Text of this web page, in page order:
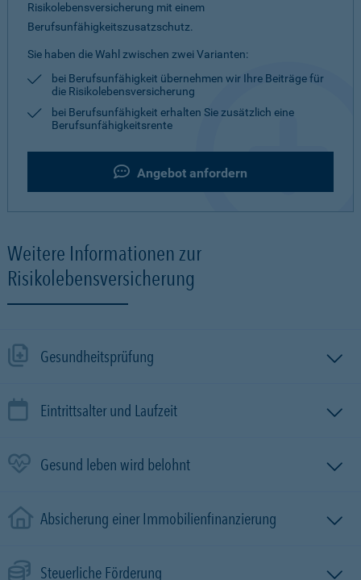
Risikolebensversicherung mit einem
Berufsunfähigkeitszusatzschutz.
Sie haben die Wahl zwischen zwei Varianten:
bei Berufsunfähigkeit übernehmen wir Ihre Beiträge für
die Risikolebensversicherung
bei Berufsunfähigkeit erhalten Sie zusätzlich eine
Berufsunfähigkeitsrente
Angebot anfordern
Weitere Informationen zur
Risikolebensversicherung
Gesundheitsprüfung
Eintrittsalter und Laufzeit
Gesund leben wird belohnt
Absicherung einer Immobilien­finanzierung
Steuerliche Förderung